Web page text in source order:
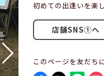
初めての出逢いを楽
店舗SNS①へ
このページを友だち